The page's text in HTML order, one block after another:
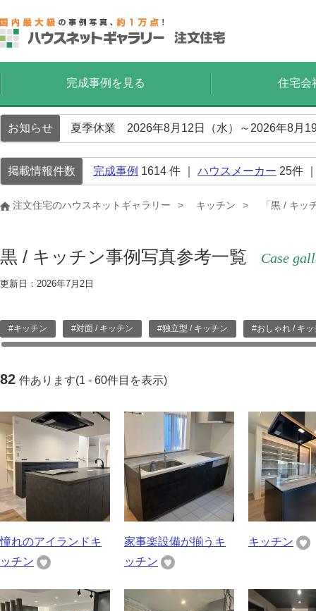
完成事例を見る 住宅会
お知らせ 夏季休業 2026年8月12日（水）～2026年8月
掲載情報件数 完成事例 1614 件 ｜ ハウスメーカー 25件
注文住宅のハウスネットギャラリー キッチン 「黒 / キッ
黒 / キッチン事例写真参考一覧 Case
更新日：2026年7月2日
#キッチン #対面 / キッチン #独立型 / キッチン #おしゃれ / キッ
82 件あります(1 - 60件目を表示)
憧れのアイランドキ
ッチン
家事楽設備が揃うキ
ッチン
キッチン